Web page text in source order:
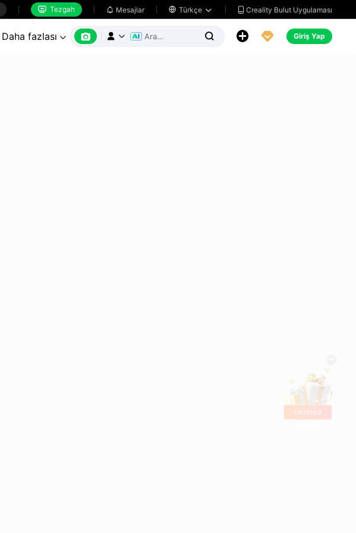
 Tezgah  Mesajlar  Türkçe   Creality Bulut Uygulaması
Daha fazlası        Giriş Yap
Ücretsiz